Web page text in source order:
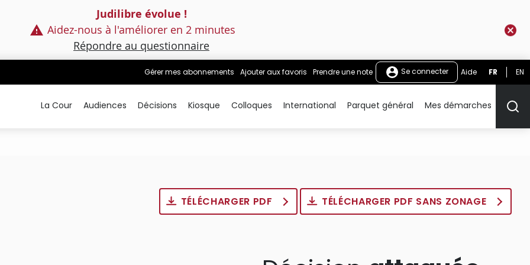
Judilibre évolue !
Aidez-nous à l'améliorer en 2 minutes
Répondre au questionnaire
Gérer mes abonnements Ajouter aux favoris Prendre une note Se connecter Aide FR EN
La Cour Audiences Décisions Kiosque Colloques International Parquet général Mes démarches
TÉLÉCHARGER PDF TÉLÉCHARGER PDF SANS ZONAGE